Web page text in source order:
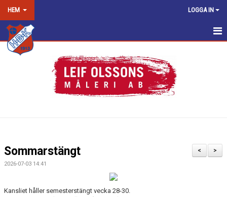
HEM LOGGA IN
HEM
DOKUMENT
>
<
Sommarstängt
2026-07-03 14:41
Kansliet håller semesterstängt vecka 28-30.